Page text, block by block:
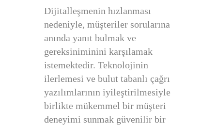
Dijitalleşmenin hızlanması
nedeniyle, müşteriler sorularına
anında yanıt bulmak ve
gereksiniminini karşılamak
istemektedir. Teknolojinin
ilerlemesi ve bulut tabanlı çağrı
yazılımlarının iyileştirilmesiyle
birlikte mükemmel bir müşteri
deneyimi sunmak güvenilir bir